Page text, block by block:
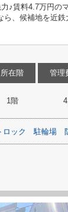
♪賃料4.7万円
、候補地を近
所在階
1階
管理
ロック 駐輪場